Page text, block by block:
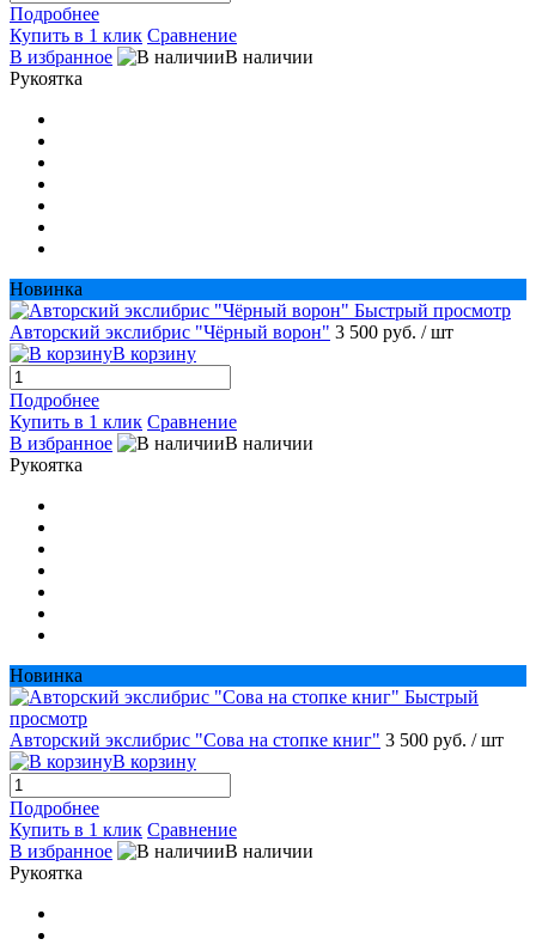
Подробнее
Купить в 1 клик Сравнение
В избранное
В наличии
Рукоятка
Новинка
Быстрый просмотр
Авторский экслибрис "Чёрный ворон" 3 500 руб. / шт
В корзину
Подробнее
Купить в 1 клик Сравнение
В избранное
В наличии
Рукоятка
Новинка
Быстрый
просмотр
Авторский экслибрис "Сова на стопке книг" 3 500 руб. / шт
В корзину
Подробнее
Купить в 1 клик Сравнение
В избранное
В наличии
Рукоятка